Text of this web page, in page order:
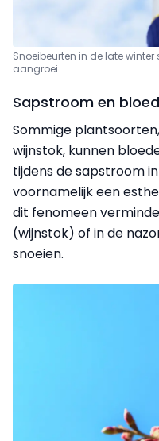
Snoeibeurten in de late
aangroei
Sapstroom en
Sommige
wijnstok, kunnen
tijdens de sapstroom
voornamelijk een
dit fenomeen
(wijnstok) of in de
snoeien.